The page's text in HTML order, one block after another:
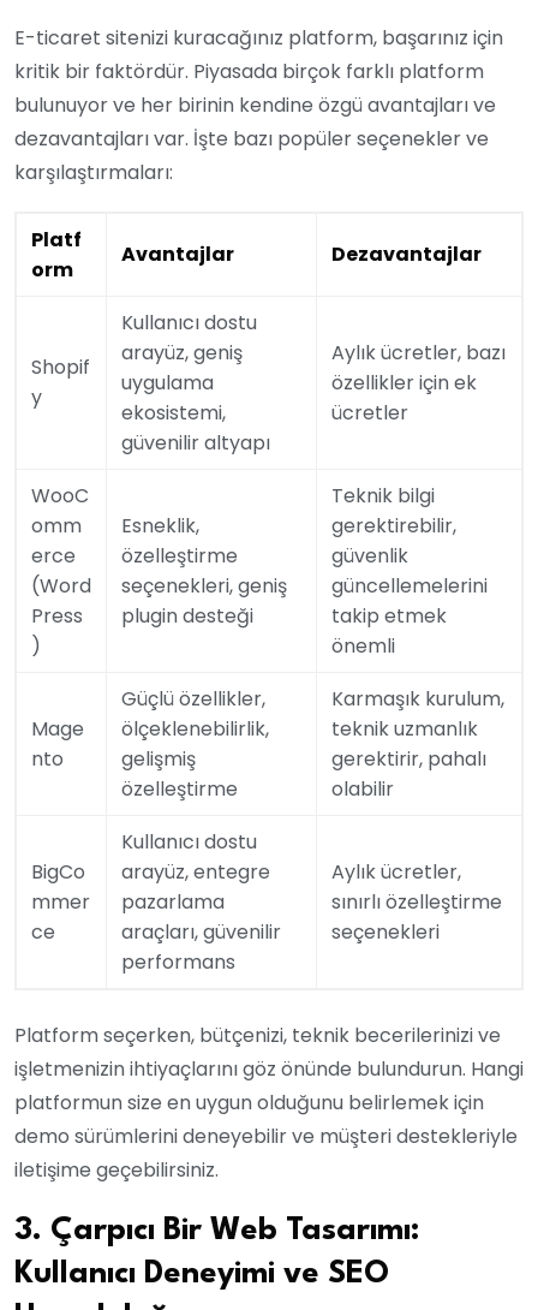
E-ticaret sitenizi kuracağınız platform, başarınız için
kritik bir faktördür. Piyasada birçok farklı platform
bulunuyor ve her birinin kendine özgü avantajları ve
dezavantajları var. İşte bazı popüler seçenekler ve
karşılaştırmaları:
Platf
orm
Avantajlar Dezavantajlar
Shopif
y
Kullanıcı dostu
arayüz, geniş
uygulama
ekosistemi,
güvenilir altyapı
Aylık ücretler, bazı
özellikler için ek
ücretler
WooC
omm
erce
(Word
Press
)
Esneklik,
özelleştirme
seçenekleri, geniş
plugin desteği
Teknik bilgi
gerektirebilir,
güvenlik
güncellemelerini
takip etmek
önemli
Mage
nto
Güçlü özellikler,
ölçeklenebilirlik,
gelişmiş
özelleştirme
Karmaşık kurulum,
teknik uzmanlık
gerektirir, pahalı
olabilir
BigCo
mmer
ce
Kullanıcı dostu
arayüz, entegre
pazarlama
araçları, güvenilir
performans
Aylık ücretler,
sınırlı özelleştirme
seçenekleri
Platform seçerken, bütçenizi, teknik becerilerinizi ve
işletmenizin ihtiyaçlarını göz önünde bulundurun. Hangi
platformun size en uygun olduğunu belirlemek için
demo sürümlerini deneyebilir ve müşteri destekleriyle
iletişime geçebilirsiniz.
3. Çarpıcı Bir Web Tasarımı:
Kullanıcı Deneyimi ve SEO